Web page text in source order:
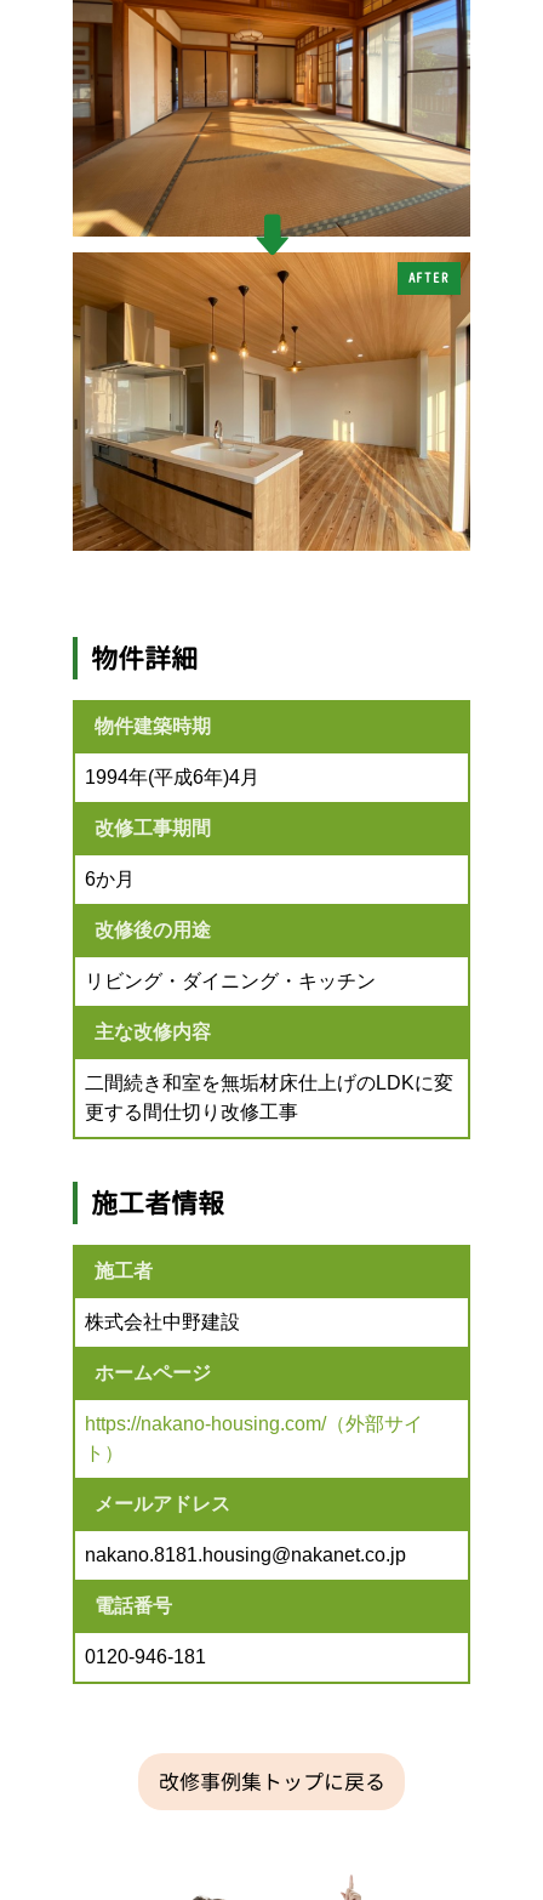
物件詳細
物件建築時期
1994年(平成6年)4月
改修工事期間
6か月
改修後の用途
リビング・ダイニング・キッチン
主な改修内容
二間続き和室を無垢材床仕上げのLDKに変
更する間仕切り改修工事
施工者情報
施工者
株式会社中野建設
ホームページ
https://nakano-housing.com/（外部サイ
ト）
メールアドレス
nakano.8181.housing@nakanet.co.jp
電話番号
0120-946-181
改修事例集トップに戻る